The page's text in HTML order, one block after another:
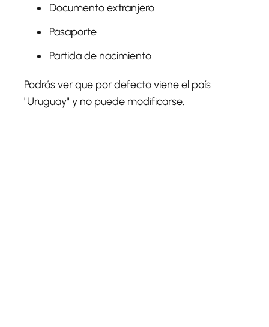
Documento extranjero
Pasaporte
Partida de nacimiento
Podrás ver que por defecto viene el país
"Uruguay" y no puede modificarse.